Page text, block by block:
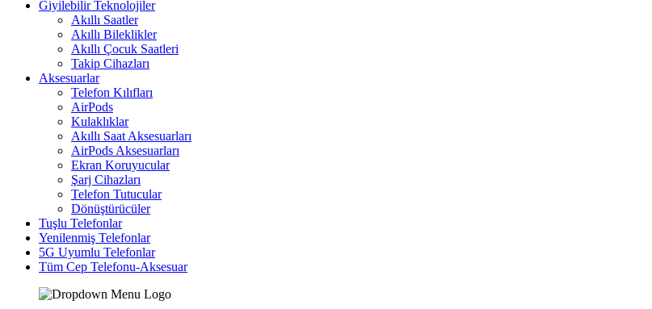
Giyilebilir Teknolojiler
Akıllı Saatler
Akıllı Bileklikler
Akıllı Çocuk Saatleri
Takip Cihazları
Aksesuarlar
Telefon Kılıfları
AirPods
Kulaklıklar
Akıllı Saat Aksesuarları
AirPods Aksesuarları
Ekran Koruyucular
Şarj Cihazları
Telefon Tutucular
Dönüştürücüler
Tuşlu Telefonlar
Yenilenmiş Telefonlar
5G Uyumlu Telefonlar
Tüm Cep Telefonu-Aksesuar